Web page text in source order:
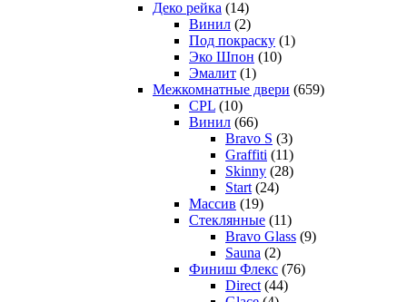
Деко рейка (14)
Винил (2)
Под покраску (1)
Эко Шпон (10)
Эмалит (1)
Межкомнатные двери (659)
CPL (10)
Винил (66)
Bravo S (3)
Graffiti (11)
Skinny (28)
Start (24)
Массив (19)
Стеклянные (11)
Bravo Glass (9)
Sauna (2)
Финиш Флекс (76)
Direct (44)